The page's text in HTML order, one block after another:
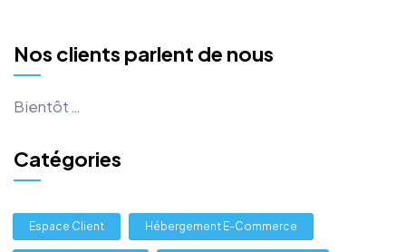
Nos clients parlent de nous
Bientôt …
Catégories
Espace Client Hébergement E-Commerce